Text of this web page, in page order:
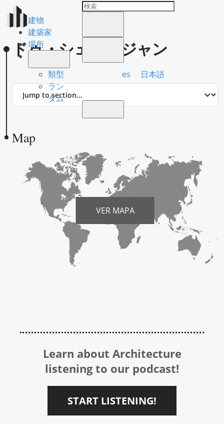
建物
建築家
場所
類型
ラン
ダム
es 日本語
ドゥ・シェル、ジャン
Jump
Map
VER MAPA
Learn about Architecture
listening to our podcast!
START LISTENING!